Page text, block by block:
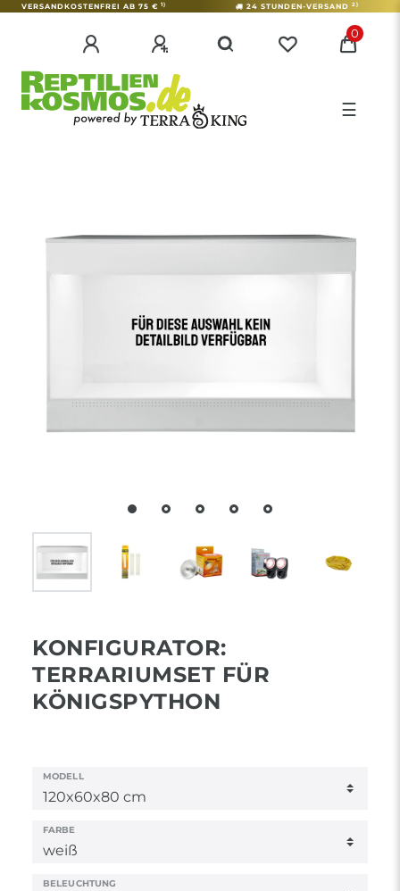
VERSANDKOSTENFREI AB 75 € 1) 24 STUNDEN-VERSAND 2)
0
☰
KONFIGURATOR:
TERRARIUMSET FÜR
KÖNIGSPYTHON
MODELL
FARBE
BELEUCHTUNG